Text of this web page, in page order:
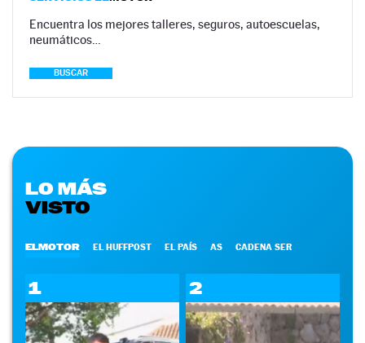
Encuentra los mejores talleres, seguros, autoescuelas,
neumáticos…
BUSCAR
LO MÁS
VISTO
ELMOTOR EL HUFFPOST EL PAÍS AS CADENA SER
1 2